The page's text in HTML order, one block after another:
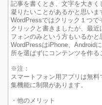
記事を書くとき、文字を大き
凝りたいことがあるかと思いま
WordPressではクリック１つで
クリックと書きましたが、最
フォンのみという方もいるかと
WordPressはiPhone、Android
所を選ばずにコンテンツを作る
※注：
スマートフォン用アプリは無
集機能に制限があります。
・他のメリット